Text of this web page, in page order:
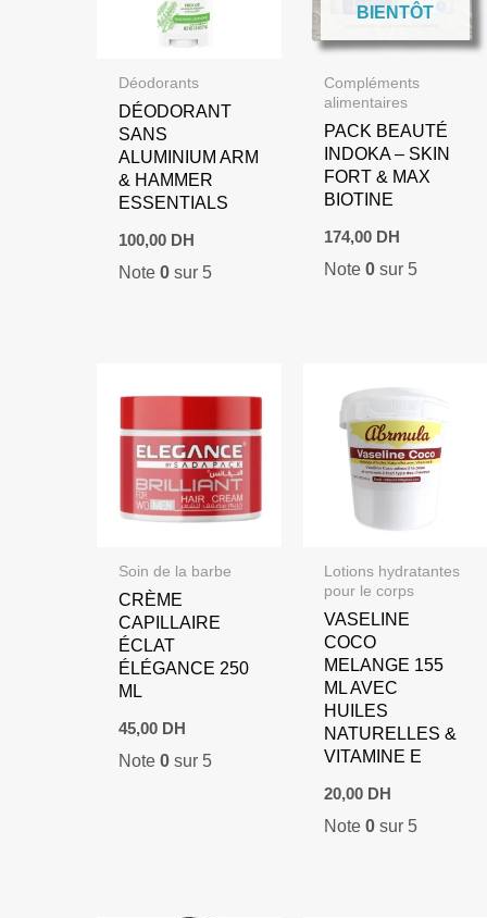
Déodorants
DÉODORANT
SANS
ALUMINIUM ARM
& HAMMER
ESSENTIALS
100,00 DH
Note 0sur 5
BIENTÔT
Compléments
alimentaires
PACK BEAUTÉ
INDOKA – SKIN
FORT & MAX
BIOTINE
174,00 DH
Note0 sur 5
Soin de la barbe
CRÈME
CAPILLAIRE
ÉCLAT
ÉLÉGANCE 250
ML
45,00 DH
Note 0sur 5
Lotions hydratantes
pour le corps
VASELINE
COCO
MELANGE 155
ML AVEC
HUILES
NATURELLES &
VITAMINE E
20,00 DH
Note0 sur 5